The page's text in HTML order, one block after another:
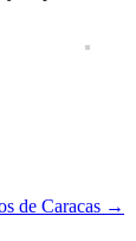
de Caracas →